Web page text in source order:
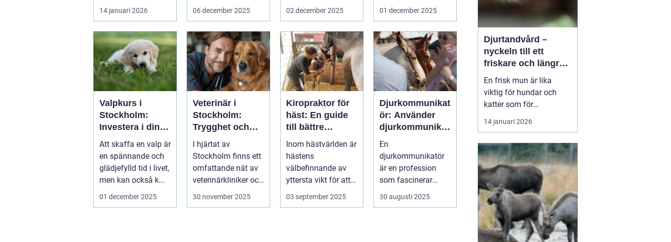
Änd&ar...
14 januari 2026
sjöar...
06 december 2025
välm&...
02 december 2025
ryttar...
01 december 2025
Valpkurs i
Stockholm:
Investera i din
valps framtid
Att skaffa en valp är
en spännande och
glädjefylld tid i livet,
men kan också k...
01 december 2025
Veterinär i
Stockholm:
Trygghet och
kvalitet för din
fyrbenta vän
I hjärtat av
Stockholm finns ett
omfattande nät av
veterinärkliniker och
djursjukhus....
30 november 2025
Kiropraktor för
häst: En guide
till bättre
hästhälsa
Inom hästvärlden är
hästens
välbefinnande av
yttersta vikt för att
03 september 2025
Djurkommunikat
ör: Använder
djurkommunikat
ion för
behandling av
djur
En
djurkommunikatör
är en profession
som fascinerar
många och väcker
nyfikenhet...
30 augusti 2025
Djurtandvård –
nyckeln till ett
friskare och längre
liv för hund och katt
En frisk mun är lika
viktig för hundar och
katter som för
människor. Ändå
hamnar tänderna ofta
attgöralistan när man
lever vardagsliv med sitt
djur. Fokus ligger gärna
p&arin...
14 januari 2026